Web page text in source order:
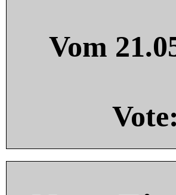
Vom